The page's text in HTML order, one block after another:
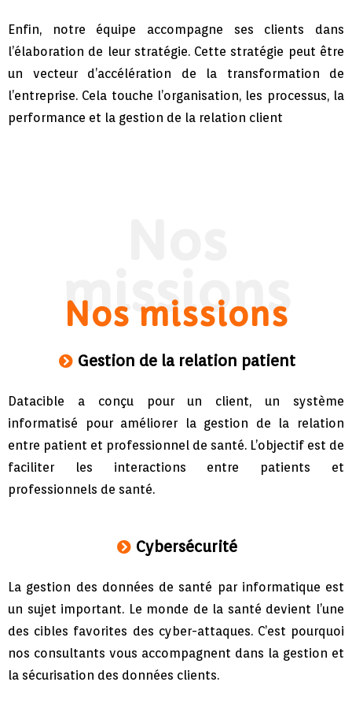
Enfin, notre équipe accompagne ses clients dans
l’élaboration de leur stratégie. Cette stratégie peut être
un vecteur d’accélération de la transformation de
l’entreprise. Cela touche l’organisation, les processus, la
performance et la gestion de la relation client
missions
Nos missions
Gestion de la relation patient
Datacible a conçu pour un client, un système
informatisé pour améliorer la gestion de la relation
entre patient et professionnel de santé. L’objectif est de
faciliter les interactions entre patients et
professionnels de santé.
Cybersécurité
La gestion des données de santé par informatique est
un sujet important. Le monde de la santé devient l’une
des cibles favorites des cyber-attaques. C’est pourquoi
nos consultants vous accompagnent dans la gestion et
la sécurisation des données clients.